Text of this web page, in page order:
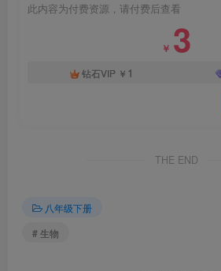
此内容为付费资源，请付费后查看
￥ 3
钻石VIP ￥ 1
THE END
八年级下册
# 生物